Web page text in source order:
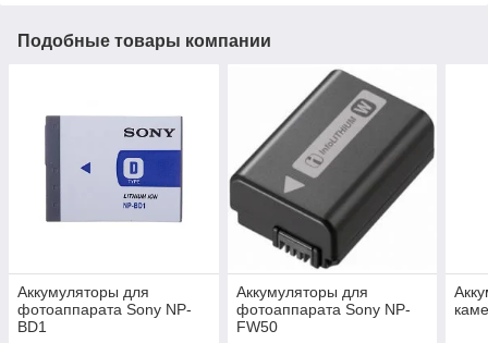
Подобные товары компании
Аккумуляторы для
фотоаппарата Sony NP-
BD1
Аккумуляторы для
фотоаппарата Sony NP-
FW50